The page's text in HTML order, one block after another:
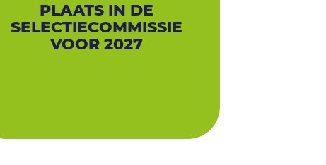
PLAATS IN DE
SELECTIECOMMISSIE
VOOR 2027